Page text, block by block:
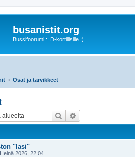
busanistit.org
Bussifoorumi :: D-kortillisille ;)
Osat ja tarvikkeet
Etsi
"lasi"
2026, 22:04